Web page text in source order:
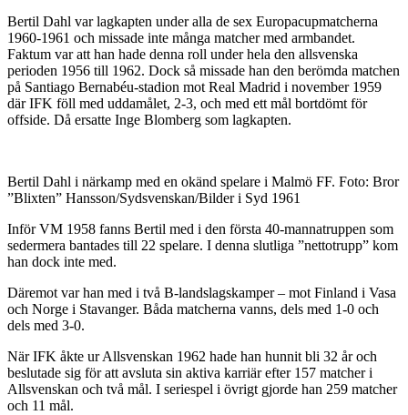
Bertil Dahl var lagkapten under alla de sex Europacupmatcherna
1960-1961 och missade inte många matcher med armbandet.
Faktum var att han hade denna roll under hela den allsvenska
perioden 1956 till 1962. Dock så missade han den berömda matchen
på Santiago Bernabéu-stadion mot Real Madrid i november 1959
där IFK föll med uddamålet, 2-3, och med ett mål bortdömt för
offside. Då ersatte Inge Blomberg som lagkapten.
Bertil Dahl i närkamp med en okänd spelare i Malmö FF. Foto: Bror
”Blixten” Hansson/Sydsvenskan/Bilder i Syd 1961
Inför VM 1958 fanns Bertil med i den första 40-mannatruppen som
sedermera bantades till 22 spelare. I denna slutliga ”nettotrupp” kom
han dock inte med.
Däremot var han med i två B-landslagskamper – mot Finland i Vasa
och Norge i Stavanger. Båda matcherna vanns, dels med 1-0 och
dels med 3-0.
När IFK åkte ur Allsvenskan 1962 hade han hunnit bli 32 år och
beslutade sig för att avsluta sin aktiva karriär efter 157 matcher i
Allsvenskan och två mål. I seriespel i övrigt gjorde han 259 matcher
och 11 mål.